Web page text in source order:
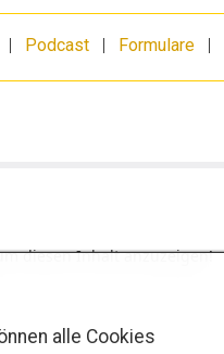
| Podcast | Formulare |
diesen Inhalt anzuzeigen!
alle Cookies